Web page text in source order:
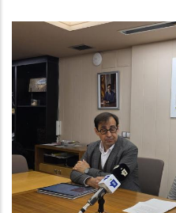
El CCBP
Econòmica
Estratègic De
Ocupació
Ocupació